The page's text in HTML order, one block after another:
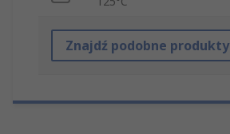
Znajdź podobne produkty